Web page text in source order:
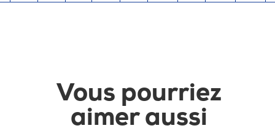
Vous pourriez
aimer aussi